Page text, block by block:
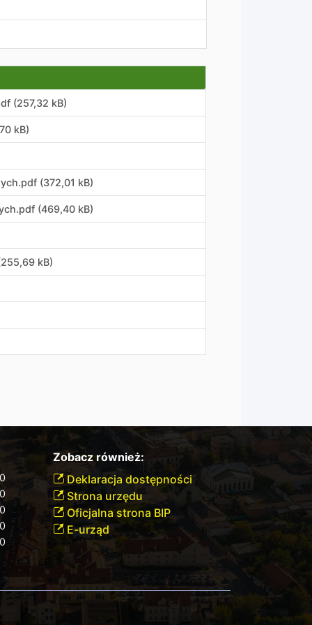
(257,32 kB)
kB)
(372,01 kB)
(469,40 kB)
kB)
Zobacz również:
Deklaracja dostępności
Strona urzędu
Oficjalna strona BIP
E-urząd